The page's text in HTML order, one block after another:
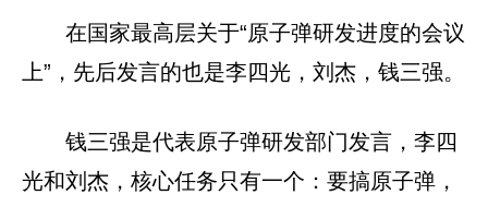
在国家最高层关于“原子弹研发进度的会议
上”，先后发言的也是李四光，刘杰，钱三强。
钱三强是代表原子弹研发部门发言，李四
光和刘杰，核心任务只有一个：要搞原子弹，